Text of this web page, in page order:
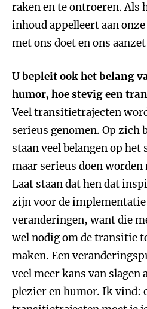
raken en te ontroeren. Als
inhoud appelleert aan
met ons doet en ons
U bepleit ook het belang
humor, hoe stevig een
Veel transitietrajecten
serieus genomen. Op
staan veel belangen op het
maar serieus doen
Laat staan dat hen dat
zijn voor de
veranderingen, want die
wel nodig om de transitie
maken. Een
veel meer kans van
plezier en humor. Ik vind: